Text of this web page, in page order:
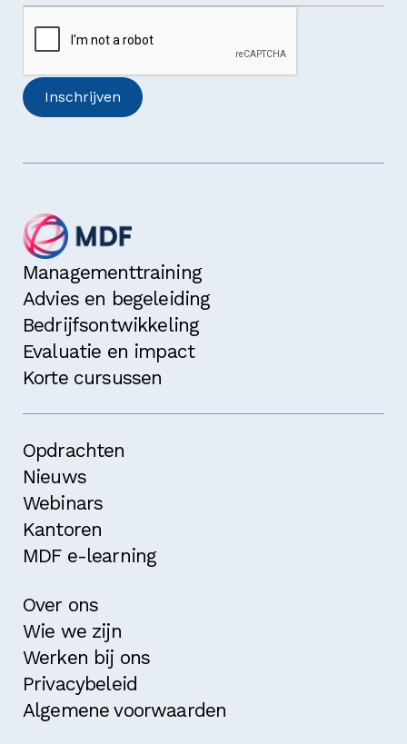
Managementtraining
Advies en begeleiding
Bedrijfsontwikkeling
Evaluatie en impact
Korte cursussen
Opdrachten
Nieuws
Webinars
Kantoren
MDF e-learning
Over ons
Wie we zijn
Werken bij ons
Privacybeleid
Algemene voorwaarden